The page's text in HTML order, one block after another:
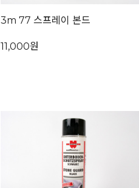
3m 77 스프레이 본드
11,000원